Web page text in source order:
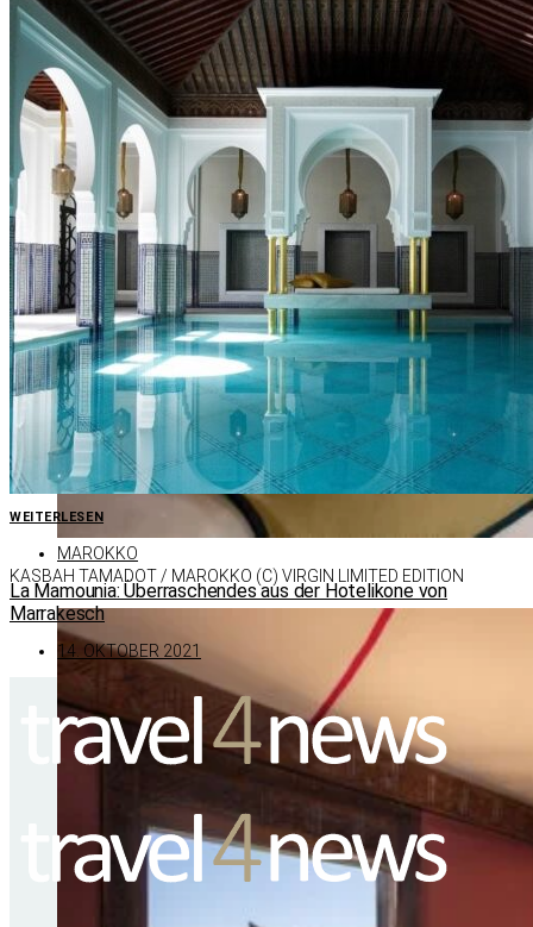
KAS­BAH TA­MA­DOT /​ MA­ROKKO (C) VIR­GIN LI­MI­TED EDI­TION
WEITERLESEN
MAROKKO
La Mamounia: Überraschendes aus der Hotelikone von
Marrakesch
14. OKTOBER 2021